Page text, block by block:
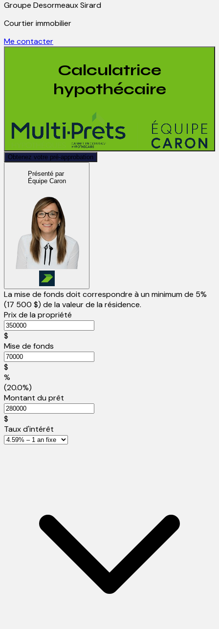
Groupe Desormeaux Sirard
Courtier immobilier
Me contacter
Calculatrice
hypothécaire
Obtenez votre pré-approbation
Présenté par
Équipe Caron
La mise de fonds doit correspondre à un minimum de 5%
(17 500 $) de la valeur de la résidence.
Prix de la propriété
$
Mise de fonds
$
%
(20.0%)
Montant du prêt
$
Taux d'intérêt